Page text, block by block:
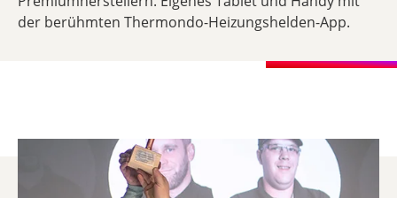
der berühmten Thermondo-Heizungshelden-App.